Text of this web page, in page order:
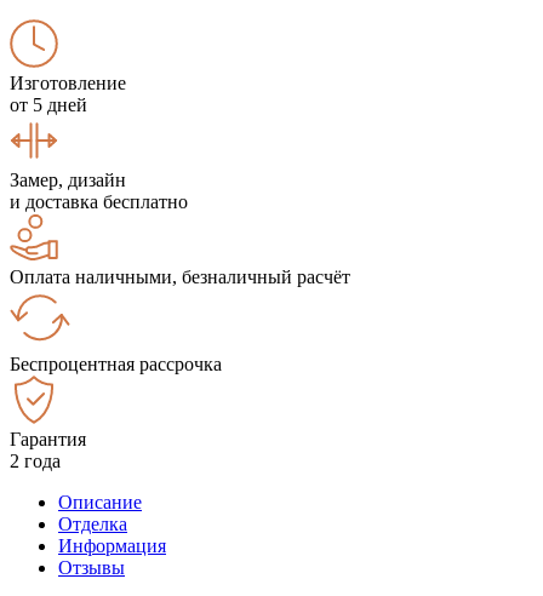
Изготовление
от 5 дней
Замер, дизайн
и доставка бесплатно
Оплата наличными, безналичный расчёт
Беспроцентная рассрочка
Гарантия
2 года
Описание
Отделка
Информация
Отзывы